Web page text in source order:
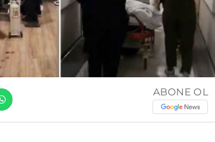
ABONE OL